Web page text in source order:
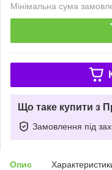
Мінімальна сума
Що таке купити з
Замовлення під
Опис